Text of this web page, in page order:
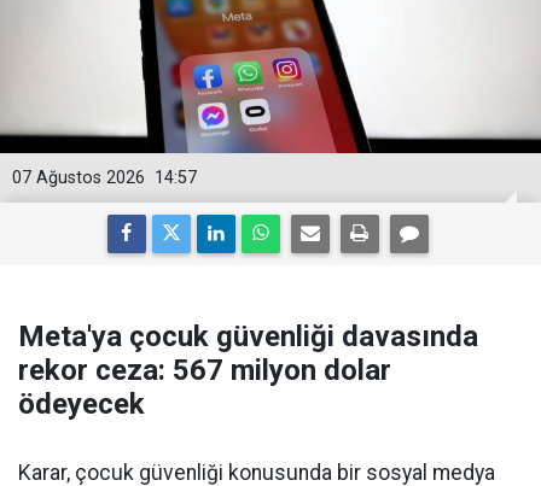
14:57
07 Ağustos 2026
Meta'ya çocuk güvenliği davasında
rekor ceza: 567 milyon dolar
ödeyecek
Karar, çocuk güvenliği konusunda bir sosyal medya